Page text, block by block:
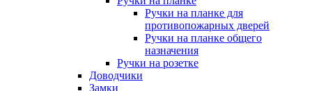
Ручки на планке для
противопожарных дверей
Ручки на планке общего
назначения
Ручки на розетке
Доводчики
Замки